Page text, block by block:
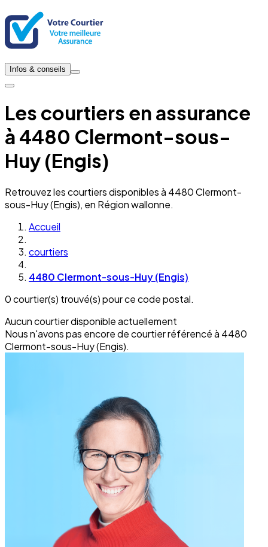
Infos & conseils
Les courtiers en assurance
à 4480 Clermont-sous-
Huy (Engis)
Retrouvez les courtiers disponibles à 4480 Clermont-
sous-Huy (Engis), en Région wallonne.
Accueil
courtiers
4480 Clermont-sous-Huy (Engis)
0 courtier(s) trouvé(s) pour ce code postal.
Aucun courtier disponible actuellement
Nous n'avons pas encore de courtier référencé à 4480
Clermont-sous-Huy (Engis).